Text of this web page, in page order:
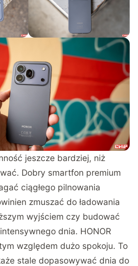
jeszcze bardziej, niż
Dobry smartfon premium
ciągłego pilnowania
zmuszać do ładowania
wyjściem czy budować
dnia. HONOR
względem dużo spokoju. To
stale dopasowywać dnia do